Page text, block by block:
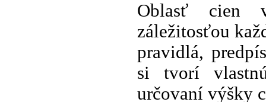
Oblasť cien
záležitosťou
pravidlá,
si tvorí
určovaní výšky